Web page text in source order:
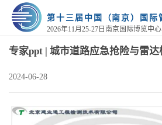
第十三届中国（南京）国际
2026年11月25-27日南京国际博览中心
专家ppt | 城市道路应急抢险与雷达
2024-06-28